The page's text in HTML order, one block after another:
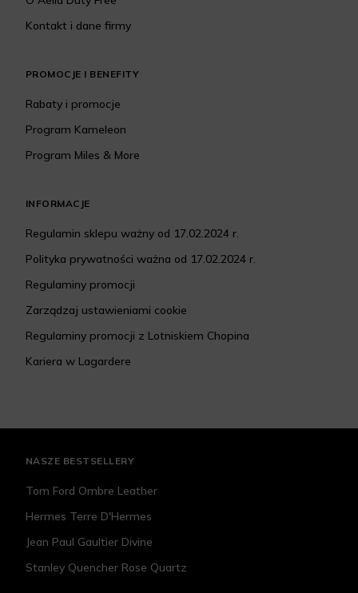
Kontakt i dane firmy
PROMOCJE I BENEFITY
Rabaty i promocje
Program Kameleon
Program Miles & More
INFORMACJE
Regulamin sklepu ważny od 17.02.2024 r.
Polityka prywatności ważna od 17.02.2024 r.
Regulaminy promocji
Zarządzaj ustawieniami cookie
Regulaminy promocji z Lotniskiem Chopina
Kariera w Lagardere
NASZE BESTSELLERY
Tom Ford Ombre Leather
Hermes Terre D'Hermes
Jean Paul Gaultier Divine
Stanley Quencher Rose Quartz